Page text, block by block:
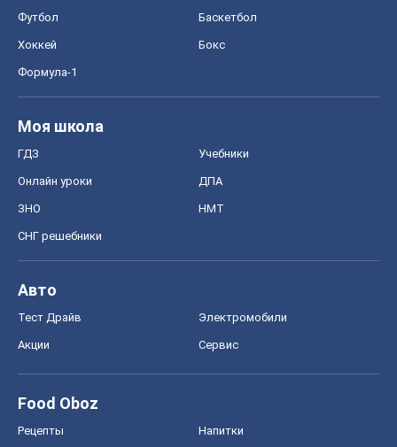
Футбол Баскетбол
Хоккей Бокс
Формула-1
Моя школа
ГДЗ Учебники
Онлайн уроки ДПА
ЗНО НМТ
СНГ решебники
Авто
Тест Драйв Электромобили
Акции Сервис
Food Oboz
Рецепты Напитки